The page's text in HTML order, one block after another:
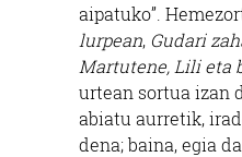
aipatuko”.
lurpean, Gudari
Martutene, Lili eta
urtean sortua izan
abiatu aurretik,
dena; baina, egia